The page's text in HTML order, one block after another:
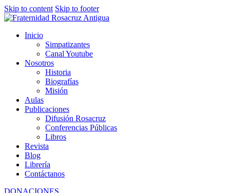
Skip to content Skip to footer
Inicio
Simpatizantes
Canal Youtube
Nosotros
Historia
Biografías
Misión
Aulas
Publicaciones
Difusión Rosacruz
Conferencias Públicas
Libros
Revista
Blog
Librería
Contáctanos
DONACIONES